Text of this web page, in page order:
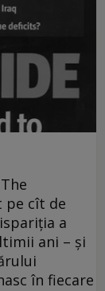
pe cît de
a
ani – şi
în fiecare